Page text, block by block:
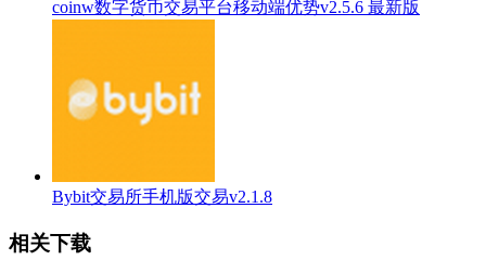
coinw数字货币交易平台移动端优势v2.5.6 最新版
Bybit交易所手机版交易v2.1.8
相关下载